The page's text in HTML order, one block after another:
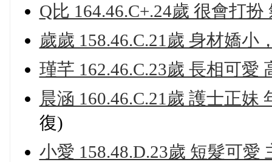
Q比 164.46.C+.24歲 很會打
歲歲 158.46.C.21歲 身材嬌小
瑾芊 162.46.C.23歲 長相可愛
晨涵 160.46.C.21歲 護士正妹
復)
小愛 158.48.D.23歲 短髮可愛